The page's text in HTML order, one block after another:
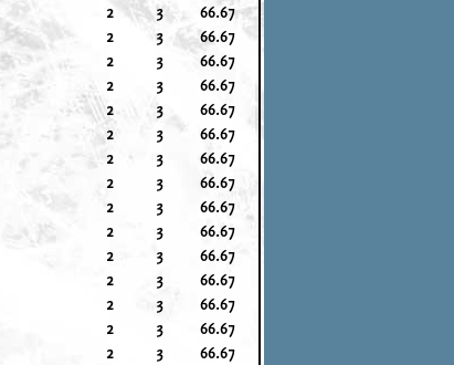
2 3
66.67
2 3
66.67
2 3
66.67
2 3
66.67
2 3
66.67
2 3
66.67
2 3
66.67
2 3
66.67
2 3
66.67
2 3
66.67
2 3
66.67
2 3
66.67
2 3
66.67
2 3
66.67
2 3
66.67